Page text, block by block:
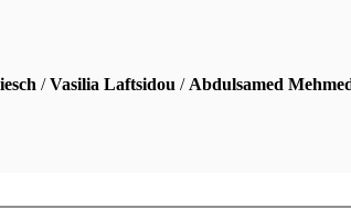
/Vasilia Laftsidou /Abdulsamed